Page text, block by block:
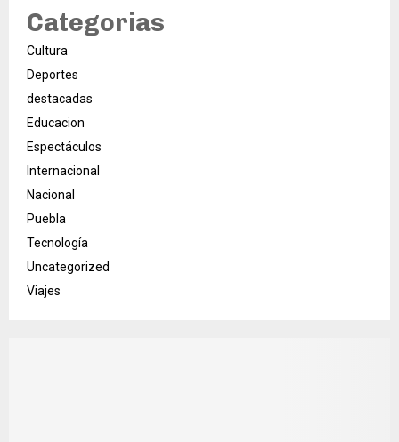
Categorias
Cultura
Deportes
destacadas
Educacion
Espectáculos
Internacional
Nacional
Puebla
Tecnología
Uncategorized
Viajes